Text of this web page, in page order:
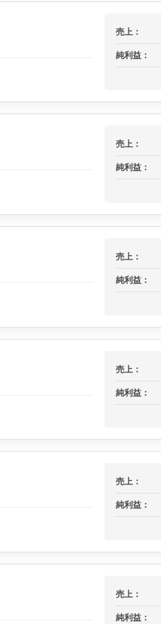
売上：
純利益：
売上：
純利益：
売上：
純利益：
売上：
純利益：
売上：
純利益：
売上：
純利益：